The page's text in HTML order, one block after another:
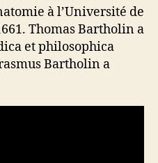
à l’Université de
Thomas Bartholin a
et philosophica
Bartholin a